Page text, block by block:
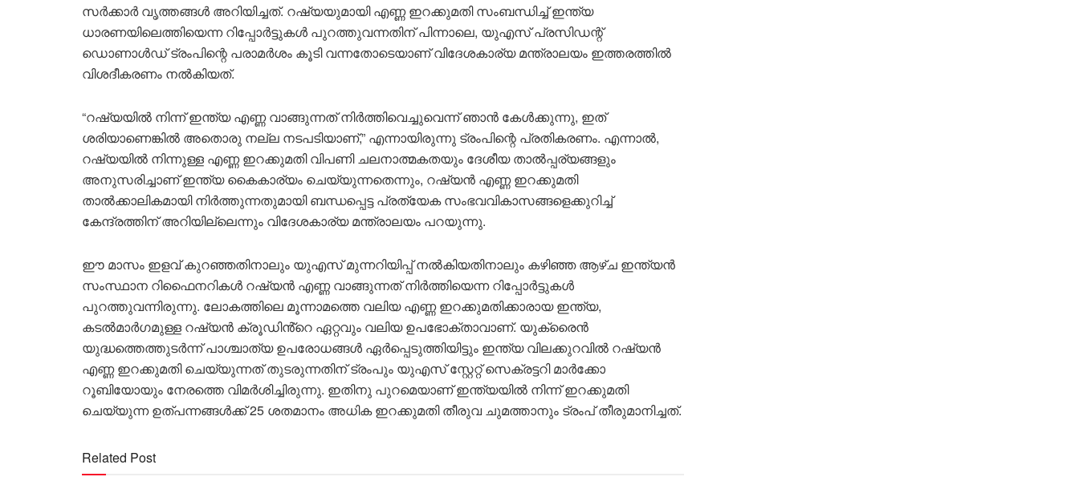
സർക്കാർ വൃത്തങ്ങൾ അറിയിച്ചത്. റഷ്യയുമായി എണ്ണ ഇറക്കുമതി സംബന്ധിച്ച് ഇന്ത്യ
ധാരണയിലെത്തിയെന്ന റിപ്പോർട്ടുകൾ പുറത്തുവന്നതിന് പിന്നാലെ, യുഎസ് പ്രസിഡന്റ്
ഡൊണാൾഡ് ട്രംപിന്റെ പരാമർശം കൂടി വന്നതോടെയാണ് വിദേശകാര്യ മന്ത്രാലയം ഇത്തരത്തിൽ
വിശദീകരണം നൽകിയത്.
“റഷ്യയിൽ നിന്ന് ഇന്ത്യ എണ്ണ വാങ്ങുന്നത് നിർത്തിവെച്ചുവെന്ന് ഞാൻ കേൾക്കുന്നു, ഇത്
ശരിയാണെങ്കിൽ അതൊരു നല്ല നടപടിയാണ്,” എന്നായിരുന്നു ട്രംപിന്റെ പ്രതികരണം. എന്നാൽ,
റഷ്യയിൽ നിന്നുള്ള എണ്ണ ഇറക്കുമതി വിപണി ചലനാത്മകതയും ദേശീയ താൽപ്പര്യങ്ങളും
അനുസരിച്ചാണ് ഇന്ത്യ കൈകാര്യം ചെയ്യുന്നതെന്നും, റഷ്യൻ എണ്ണ ഇറക്കുമതി
താൽക്കാലികമായി നിർത്തുന്നതുമായി ബന്ധപ്പെട്ട പ്രത്യേക സംഭവവികാസങ്ങളെക്കുറിച്ച്
കേന്ദ്രത്തിന് അറിയില്ലെന്നും വിദേശകാര്യ മന്ത്രാലയം പറയുന്നു.
ഈ മാസം ഇളവ് കുറഞ്ഞതിനാലും യുഎസ് മുന്നറിയിപ്പ് നൽകിയതിനാലും കഴിഞ്ഞ ആഴ്ച ഇന്ത്യൻ
സംസ്ഥാന റിഫൈനറികൾ റഷ്യൻ എണ്ണ വാങ്ങുന്നത് നിർത്തിയെന്ന റിപ്പോർട്ടുകൾ
പുറത്തുവന്നിരുന്നു. ലോകത്തിലെ മൂന്നാമത്തെ വലിയ എണ്ണ ഇറക്കുമതിക്കാരായ ഇന്ത്യ,
കടൽമാർഗമുള്ള റഷ്യൻ ക്രൂഡിൻ്റെ ഏറ്റവും വലിയ ഉപഭോക്താവാണ്. യുക്രൈൻ
യുദ്ധത്തെത്തുടർന്ന് പാശ്ചാത്യ ഉപരോധങ്ങൾ ഏർപ്പെടുത്തിയിട്ടും ഇന്ത്യ വിലക്കുറവിൽ റഷ്യൻ
എണ്ണ ഇറക്കുമതി ചെയ്യുന്നത് തുടരുന്നതിന് ട്രംപും യുഎസ് സ്റ്റേറ്റ് സെക്രട്ടറി മാർക്കോ
റൂബിയോയും നേരത്തെ വിമർശിച്ചിരുന്നു. ഇതിനു പുറമെയാണ് ഇന്ത്യയിൽ നിന്ന് ഇറക്കുമതി
ചെയ്യുന്ന ഉത്പന്നങ്ങൾക്ക് 25 ശതമാനം അധിക ഇറക്കുമതി തീരുവ ചുമത്താനും ട്രംപ് തീരുമാനിച്ചത്.
Related Post